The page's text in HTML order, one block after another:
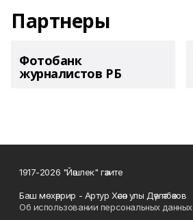
Партнеры
Фотобанк
журналистов РБ
1917-2026 "Йәшлек" гәзите
Баш мөхәррир - Артур Хәсән улы Дәүләтбәков
Об использовании персональных данных